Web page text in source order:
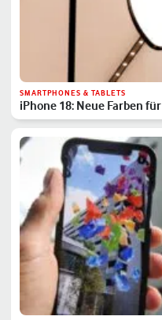
SMARTPHONES & TABLETS
iPhone 18: Neue Farben